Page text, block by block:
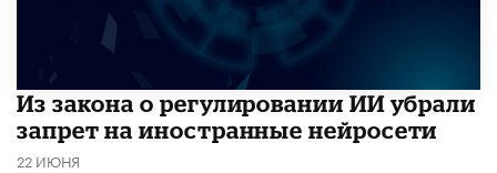
Из закона о регулировании ИИ убрали
запрет на иностранные нейросети
22 ИЮНЯ